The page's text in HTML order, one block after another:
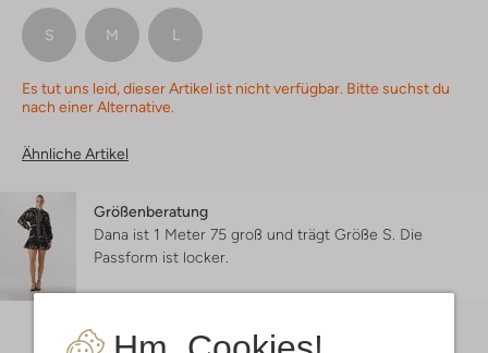
S M L
Es tut uns leid, dieser Artikel ist nicht verfügbar. Bitte suchst du
nach einer Alternative.
Ähnliche Artikel
Größenberatung
Dana ist 1 Meter 75 groß und trägt Größe S. Die
Passform ist locker